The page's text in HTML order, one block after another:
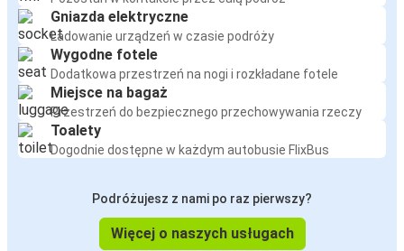
Gniazda elektryczne
Ładowanie urządzeń w czasie podróży
Wygodne fotele
Dodatkowa przestrzeń na nogi i rozkładane fotele
Miejsce na bagaż
Przestrzeń do bezpiecznego przechowywania rzeczy
Toalety
Dogodnie dostępne w każdym autobusie FlixBus
Podróżujesz z nami po raz pierwszy?
Więcej o naszych usługach